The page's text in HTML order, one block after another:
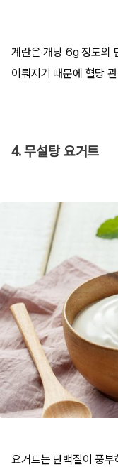
계란은 개당 6g 정도의
이뤄지기 때문에 혈당
4. 무설탕 요거트
요거트는 단백질이 풍